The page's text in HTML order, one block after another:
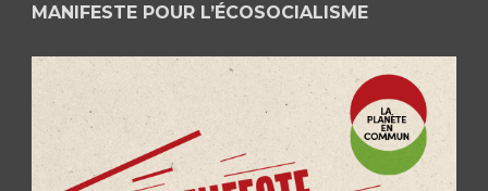
MANIFESTE POUR L’ÉCOSOCIALISME